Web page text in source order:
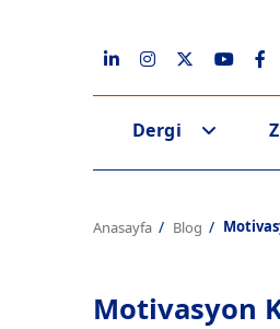
Dergi
Anasayfa Blog
Motivasyon